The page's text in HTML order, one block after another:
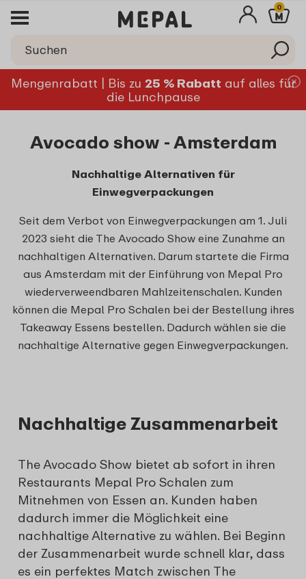
0
Mengenrabatt | Bis zu 25 % Rabatt auf alles für
die Lunchpause
Avocado show - Amsterdam
Nachhaltige Alternativen für
Einwegverpackungen
Seit dem Verbot von Einwegverpackungen am 1. Juli
2023 sieht die The Avocado Show eine Zunahme an
nachhaltigen Alternativen. Darum startete die Firma
aus Amsterdam mit der Einführung von Mepal Pro
wiederverweendbaren Mahlzeitenschalen. Kunden
können die Mepal Pro Schalen bei der Bestellung ihres
Takeaway Essens bestellen. Dadurch wählen sie die
nachhaltige Alternative gegen Einwegverpackungen.
Nachhaltige Zusammenarbeit
The Avocado Show bietet ab sofort in ihren
Restaurants Mepal Pro Schalen zum
Mitnehmen von Essen an. Kunden haben
dadurch immer die Möglichkeit eine
nachhaltige Alternative zu wählen. Bei Beginn
der Zusammenarbeit wurde schnell klar, dass
es ein perfektes Match zwischen The